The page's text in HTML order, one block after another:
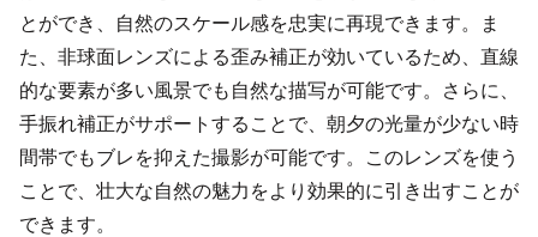
とができ、自然のスケール感を忠実に再現できます。ま
た、非球面レンズによる歪み補正が効いているため、直線
的な要素が多い風景でも自然な描写が可能です。さらに、
手振れ補正がサポートすることで、朝夕の光量が少ない時
間帯でもブレを抑えた撮影が可能です。このレンズを使う
ことで、壮大な自然の魅力をより効果的に引き出すことが
できます。